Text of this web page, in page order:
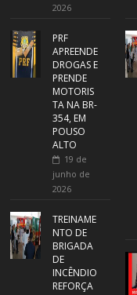
2026
PRF
APREENDE
DROGAS E
PRENDE
MOTORIS
TA NA BR-
354, EM
POUSO
ALTO
19 de
junho de
2026
TREINAME
NTO DE
BRIGADA
DE
INCÊNDIO
REFORÇA